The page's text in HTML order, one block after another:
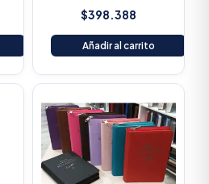
$398.388
Añadir al carrito